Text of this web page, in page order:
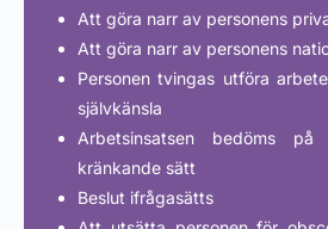
Att göra narr av personens
Att göra narr av personens
Personen tvingas utföra
självkänsla
Arbetsinsatsen bedöms
kränkande sätt
Beslut ifrågasätts